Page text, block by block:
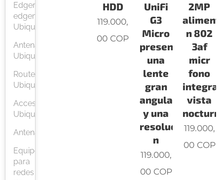
Edgerouter
edgemax
Ubiquiti
Antenas
Ubiquiti
Routers
Ubiquiti
Accesorios
Ubiquiti
Antenas
Equipos
para
redes
HDD
119.000,
00 COP
UniFi
G3
Micro
presenta
una
lente
gran
angular
y una
resoluci
n
119.000,
00COP
2MP
n 802
3af
micr
fono
vista
119.000,
00COP